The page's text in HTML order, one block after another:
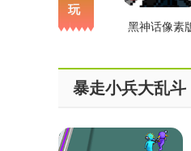
玩
黑神话像素
暴走小兵大乱斗